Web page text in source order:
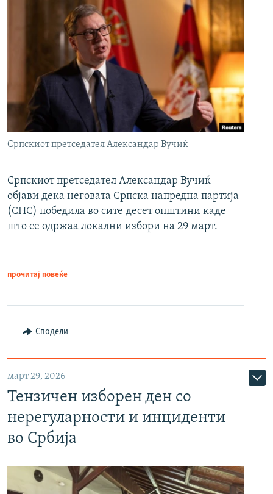
Српскиот претседател Александар Вучиќ
Српскиот претседател Александар Вучиќ
објави дека неговата Српска напредна партија
(СНС) победила во сите десет општини каде
што се одржаа локални избори на 29 март.
прочитај повеќе
Сподели
март 29, 2026
Тензичен изборен ден со
нерегуларности и инциденти
во Србија